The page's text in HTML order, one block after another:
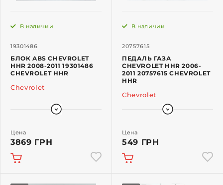
19301486
В наличии
БЛОК ABS CHEVROLET
HHR 2008-2011 19301486
CHEVROLET HHR
Chevrolet
Цена
3869 ГРН
20757615
В наличии
ПЕДАЛЬ ГАЗА
CHEVROLET HHR 2006-
2011 20757615 CHEVROLET
HHR
Chevrolet
Цена
549 ГРН